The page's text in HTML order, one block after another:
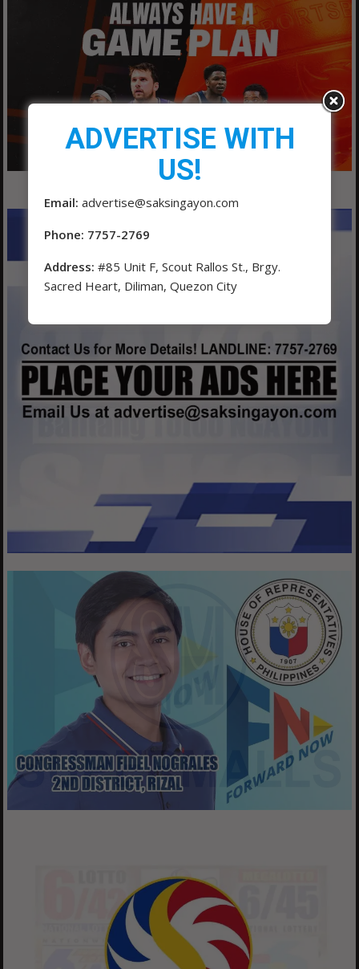
ADVERTISE WITH
US!
Email: advertise@saksingayon.com
Phone: 7757-2769
Address: #85 Unit F, Scout Rallos St., Brgy.
Sacred Heart, Diliman, Quezon City